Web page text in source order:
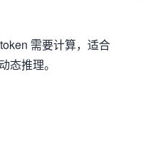
需要计算，适合
态推理。